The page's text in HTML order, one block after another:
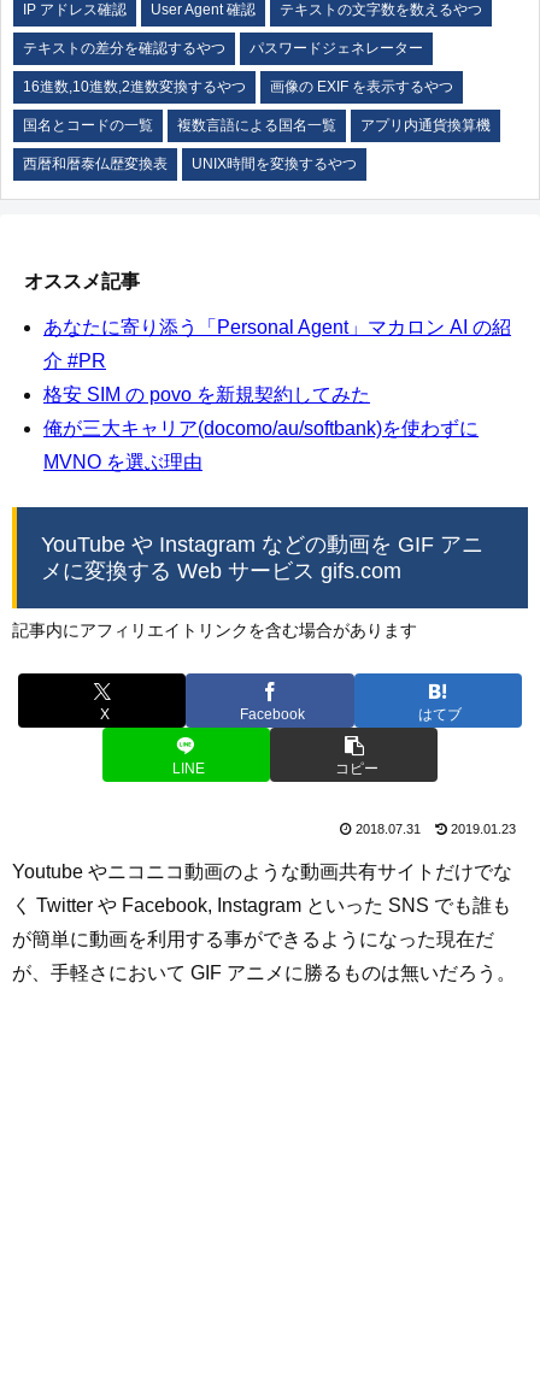
IP アドレス確認 User Agent 確認 テキストの文字数を数えるやつ
テキストの差分を確認するやつ パスワードジェネレーター
16進数,10進数,2進数変換するやつ 画像の EXIF を表示するやつ
国名とコードの一覧 複数言語による国名一覧 アプリ内通貨換算機
西暦和暦泰仏歴変換表 UNIX時間を変換するやつ
オススメ記事
あなたに寄り添う「Personal Agent」マカロン AI の紹
介 #PR
格安 SIM の povo を新規契約してみた
俺が三大キャリア(docomo/au/softbank)を使わずに
MVNO を選ぶ理由
YouTube や Instagram などの動画を GIF アニ
メに変換する Web サービス gifs.com
記事内にアフィリエイトリンクを含む場合があります
X Facebook はてブ
LINE コピー
2018.07.31 2019.01.23
Youtube やニコニコ動画のような動画共有サイトだけでな
く Twitter や Facebook, Instagram といった SNS でも誰も
が簡単に動画を利用する事ができるようになった現在だ
が、手軽さにおいて GIF アニメに勝るものは無いだろう。